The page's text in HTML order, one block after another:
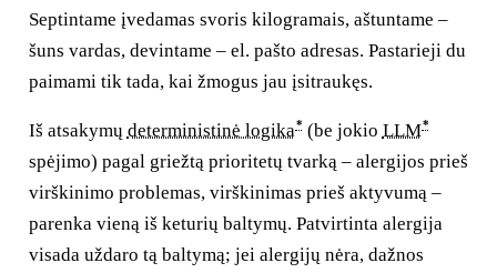
Septintame įvedamas svoris kilogramais, aštuntame –
šuns vardas, devintame – el. pašto adresas. Pastarieji du
paimami tik tada, kai žmogus jau įsitraukęs.
Iš atsakymų deterministinė logika* (be jokio LLM*
spėjimo) pagal griežtą prioritetų tvarką – alergijos prieš
virškinimo problemas, virškinimas prieš aktyvumą –
parenka vieną iš keturių baltymų. Patvirtinta alergija
visada uždaro tą baltymą; jei alergijų nėra, dažnos